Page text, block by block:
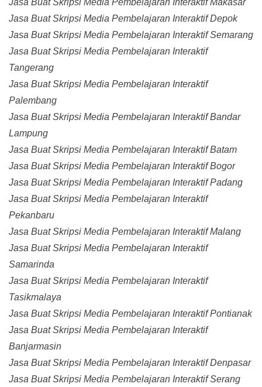
Jasa Buat Skripsi Media Pembelajaran Interaktif Makasar
Jasa Buat Skripsi Media Pembelajaran Interaktif Depok
Jasa Buat Skripsi Media Pembelajaran Interaktif Semarang
Jasa Buat Skripsi Media Pembelajaran Interaktif
Tangerang
Jasa Buat Skripsi Media Pembelajaran Interaktif
Palembang
Jasa Buat Skripsi Media Pembelajaran Interaktif Bandar
Lampung
Jasa Buat Skripsi Media Pembelajaran Interaktif Batam
Jasa Buat Skripsi Media Pembelajaran Interaktif Bogor
Jasa Buat Skripsi Media Pembelajaran Interaktif Padang
Jasa Buat Skripsi Media Pembelajaran Interaktif
Pekanbaru
Jasa Buat Skripsi Media Pembelajaran Interaktif Malang
Jasa Buat Skripsi Media Pembelajaran Interaktif
Samarinda
Jasa Buat Skripsi Media Pembelajaran Interaktif
Tasikmalaya
Jasa Buat Skripsi Media Pembelajaran Interaktif Pontianak
Jasa Buat Skripsi Media Pembelajaran Interaktif
Banjarmasin
Jasa Buat Skripsi Media Pembelajaran Interaktif Denpasar
Jasa Buat Skripsi Media Pembelajaran Interaktif Serang